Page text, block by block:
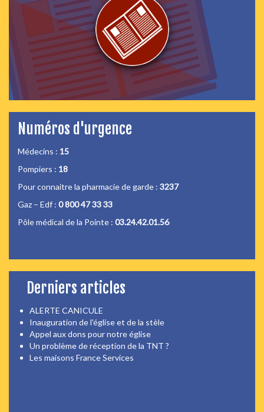
Numéros d'urgence
Médecins : 15
Pompiers : 18
Pour connaitre la pharmacie de garde : 3237
Gaz – Edf : 0 800 47 33 33
Pôle médical de la Pointe : 03.24.42.01.56
Derniers articles
ALERTE CANICULE
Inauguration de l'église et de la stèle
Appel aux dons pour notre église
Un problème de réception de la TNT ?
Les maisons France Services